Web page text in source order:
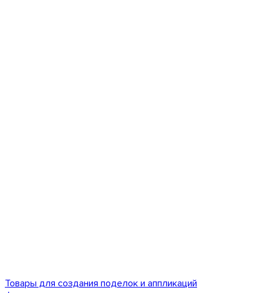
Товары для создания поделок и аппликаций